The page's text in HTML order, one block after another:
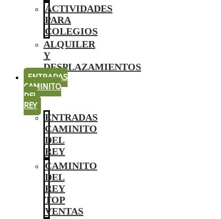
ACTIVIDADES
PARA
COLEGIOS
ALQUILER
Y
DESPLAZAMIENTOS
ENTRADAS
CAMINITO
DEL
REY
ENTRADAS
CAMINITO
DEL
REY
CAMINITO
DEL
REY
TOP
VENTAS